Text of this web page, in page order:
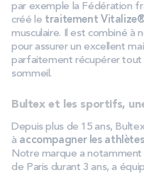
par exemple la Fédération
créé le traitement
musculaire. Il est combiné à
pour assurer un excellent
parfaitement récupérer tout
sommeil.
Bultex et les sportifs,
Depuis plus de 15 ans,
à accompagner les
Notre marque a
de Paris durant 3 ans, a